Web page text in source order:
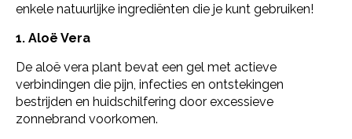
enkele natuurlijke ingrediënten die je kunt gebruiken!
1. Aloë Vera
De aloë vera plant bevat een gel met actieve
verbindingen die pijn, infecties en ontstekingen
bestrijden en huidschilfering door excessieve
zonnebrand voorkomen.